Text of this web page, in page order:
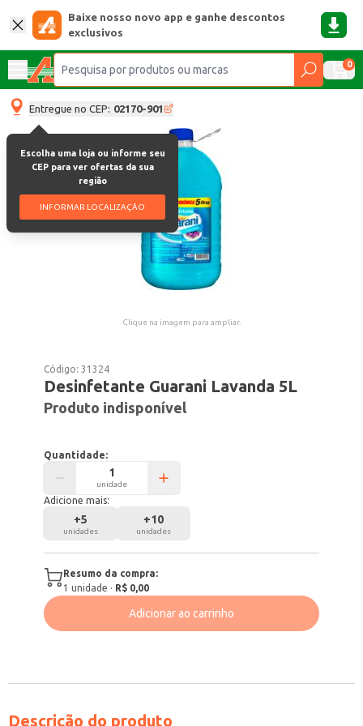
Baixe nosso novo app e ganhe descontos
exclusivos
0
Entregue no CEP: 02170-901
Escolha uma loja ou informe seu
CEP para ver ofertas da sua
região
INFORMAR LOCALIZAÇÃO
Clique na imagem para ampliar.
Código:31324
Desinfetante Guarani Lavanda 5L
Produto indisponível
Quantidade:
unidade
Adicione mais:
+5
unidades
+10
unidades
Resumo da compra:
1 unidade · R$ 0,00
Adicionar ao carrinho
Descrição do produto